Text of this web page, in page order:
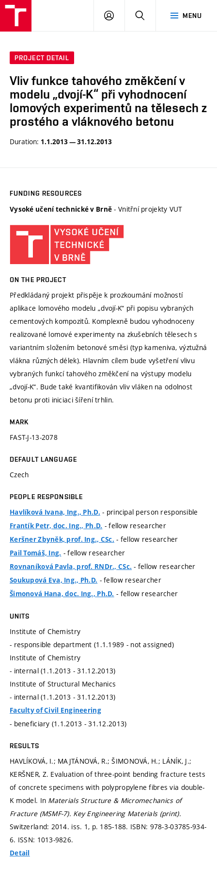
MENU
LOG
SEARCH
PROJECT DETAIL
Vliv funkce tahového změkčení v
modelu „dvojí-K“ při vyhodnocení
lomových experimentů na tělesech z
prostého a vláknového betonu
Duration: 1.1.2013 — 31.12.2013
FUNDING RESOURCES
Vysoké učení technické v Brně - Vnitřní projekty VUT
ON THE PROJECT
Předkládaný projekt přispěje k prozkoumání možností
aplikace lomového modelu „dvojí-K“ při popisu vybraných
cementových kompozitů. Komplexně budou vyhodnoceny
realizované lomové experimenty na zkušebních tělesech s
variantním složením betonové směsi (typ kameniva, výztužná
vlákna různých délek). Hlavním cílem bude vyšetření vlivu
vybraných funkcí tahového změkčení na výstupy modelu
„dvojí-K“. Bude také kvantifikován vliv vláken na odolnost
betonu proti iniciaci šíření trhlin.
MARK
FAST-J-13-2078
DEFAULT LANGUAGE
Czech
PEOPLE RESPONSIBLE
Havlíková Ivana, Ing., Ph.D. - principal person responsible
Frantík Petr, doc. Ing., Ph.D. - fellow researcher
Keršner Zbyněk, prof. Ing., CSc. - fellow researcher
Pail Tomáš, Ing. - fellow researcher
Rovnaníková Pavla, prof. RNDr., CSc. - fellow researcher
Soukupová Eva, Ing., Ph.D. - fellow researcher
Šimonová Hana, doc. Ing., Ph.D. - fellow researcher
UNITS
Institute of Chemistry
- responsible department (1.1.1989 - not assigned)
Institute of Chemistry
- internal (1.1.2013 - 31.12.2013)
Institute of Structural Mechanics
- internal (1.1.2013 - 31.12.2013)
Faculty of Civil Engineering
- beneficiary (1.1.2013 - 31.12.2013)
RESULTS
HAVLÍKOVÁ, I.; MAJTÁNOVÁ, R.; ŠIMONOVÁ, H.; LÁNÍK, J.;
KERŠNER, Z. Evaluation of three-point bending fracture tests
of concrete specimens with polypropylene fibres via double-
K model. In Materials Structure & Micromechanics of
Fracture (MSMF-7). Key Engineering Materials (print).
Switzerland: 2014. iss. 1, p. 185-188. ISBN: 978-3-03785-934-
6. ISSN: 1013-9826.
Detail